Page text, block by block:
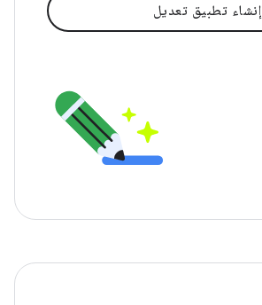
إنشاء تطبيق تعديل